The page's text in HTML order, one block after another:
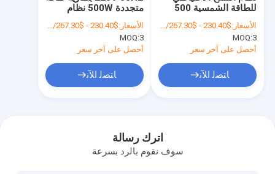
متجددة 500W نظام
النسخ الاحتياطي للبطارية
الشمسية
الأسعار:$230.40 - $267.30/Piece
MOQ:3
أحصل على آخر سعر
ﺎﺘﺼﻟ ﺍﻶﻧ
للطاقة الشمسية 500
40V
الأسعار:$230.40 - $267.30/Piece
MOQ:3
أحصل على آخر سعر
ﺎﺘﺼﻟ ﺍﻶﻧ
اترك رسالة
سوف نقوم بالرد بسرعة